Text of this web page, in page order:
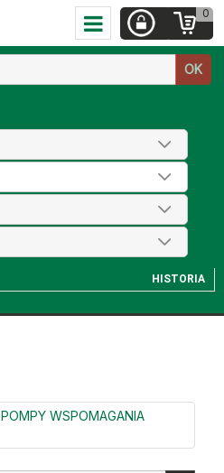
0
numer
OK
HISTORIA
POMPY WSPOMAGANIA